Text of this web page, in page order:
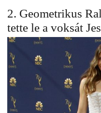
2. Geometrikus
tette le a voksát